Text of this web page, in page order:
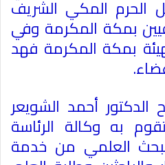
الحرم المكي الشريف
بمكة المكرمة وفي
بمكة المكرمة فهد
.
الدكتور أحمد الشويعر
به وكالة الرئاسة
العلمي من خدمة